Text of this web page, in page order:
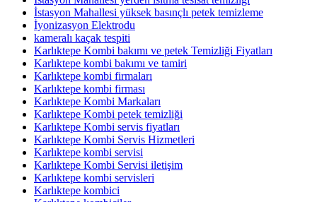
İstasyon Mahallesi yüksek basınçlı petek temizleme
İyonizasyon Elektrodu
kameralı kaçak tespiti
Karlıktepe Kombi bakımı ve petek Temizliği Fiyatları
Karlıktepe kombi bakımı ve tamiri
Karlıktepe kombi firmaları
Karlıktepe kombi firması
Karlıktepe Kombi Markaları
Karlıktepe Kombi petek temizliği
Karlıktepe Kombi servis fiyatları
Karlıktepe Kombi Servis Hizmetleri
Karlıktepe kombi servisi
Karlıktepe Kombi Servisi iletişim
Karlıktepe kombi servisleri
Karlıktepe kombici